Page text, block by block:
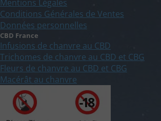
Mentions Légales
Conditions Générales de Ventes
Données personnelles
CBD France
Infusions de chanvre au CBD
Trichomes de chanvre au CBD et CBG
Fleurs de chanvre au CBD et CBG
Macérât au chanvre